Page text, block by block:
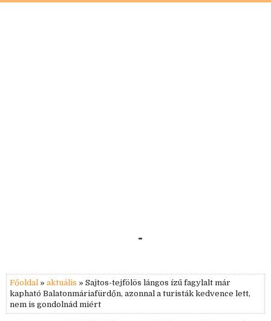
-
Főoldal » aktuális » Sajtos-tejfölös lángos ízű fagylalt már
kapható Balatonmáriafürdőn, azonnal a turisták kedvence lett,
nem is gondolnád miért